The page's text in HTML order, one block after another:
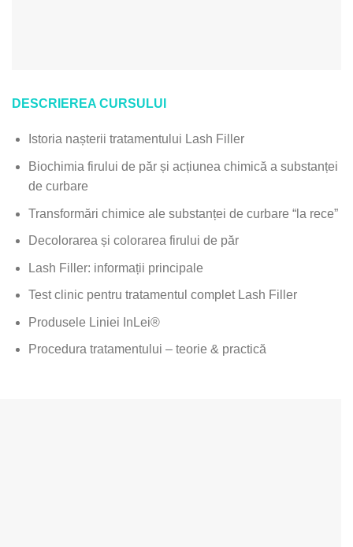
DESCRIEREA CURSULUI
Istoria nașterii tratamentului Lash Filler
Biochimia firului de păr și acțiunea chimică a substanței
de curbare
Transformări chimice ale substanței de curbare “la rece”
Decolorarea și colorarea firului de păr
Lash Filler: informații principale
Test clinic pentru tratamentul complet Lash Filler
Produsele Liniei InLei®
Procedura tratamentului – teorie & practică